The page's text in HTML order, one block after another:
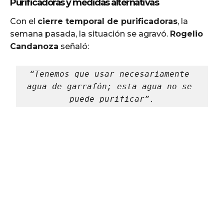
Purificadoras y medidas alternativas
Con el cierre temporal de purificadoras, la
semana pasada, la situación se agravó. Rogelio
Candanoza señaló:
“Tenemos que usar necesariamente
agua de garrafón; esta agua no se
puede purificar”.